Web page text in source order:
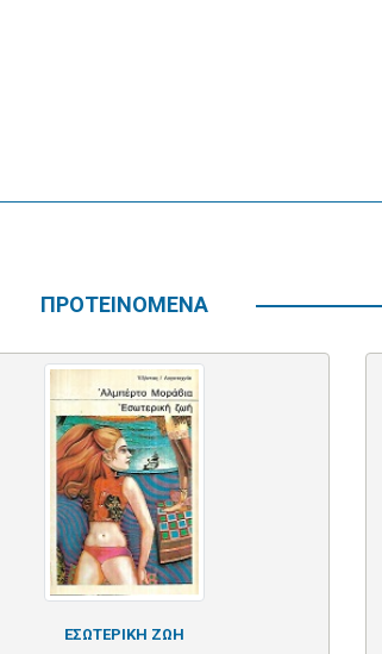
ΠΡΟΤΕΙΝΟΜΕΝΑ
ΕΣΩΤΕΡΙΚΗ ΖΩΗ